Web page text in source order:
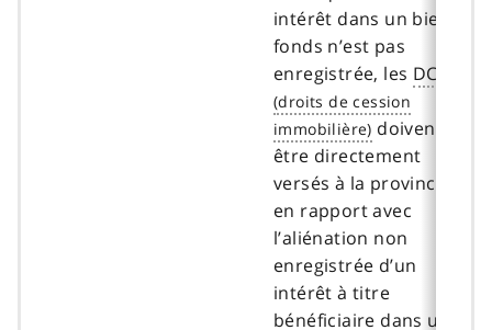
intérêt dans un bien-
fonds n’est pas
enregistrée, les DCI
doivent
être directement
versés à la province
en rapport avec
l’aliénation non
enregistrée d’un
intérêt à titre
bénéficiaire dans un